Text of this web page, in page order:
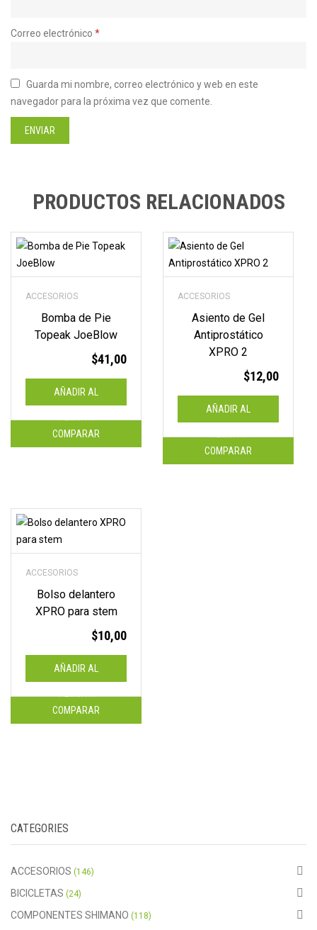
Correo electrónico *
Guarda mi nombre, correo electrónico y web en este
navegador para la próxima vez que comente.
PRODUCTOS RELACIONADOS
ACCESORIOS
Bomba de Pie
Topeak JoeBlow
$41,00
AÑADIR AL
CARRITO
COMPARAR
ACCESORIOS
Asiento de Gel
Antiprostático
XPRO 2
$12,00
AÑADIR AL
CARRITO
COMPARAR
ACCESORIOS
Bolso delantero
XPRO para stem
$10,00
AÑADIR AL
CARRITO
COMPARAR
CATEGORIES
ACCESORIOS (146)
BICICLETAS (24)
COMPONENTES SHIMANO (118)